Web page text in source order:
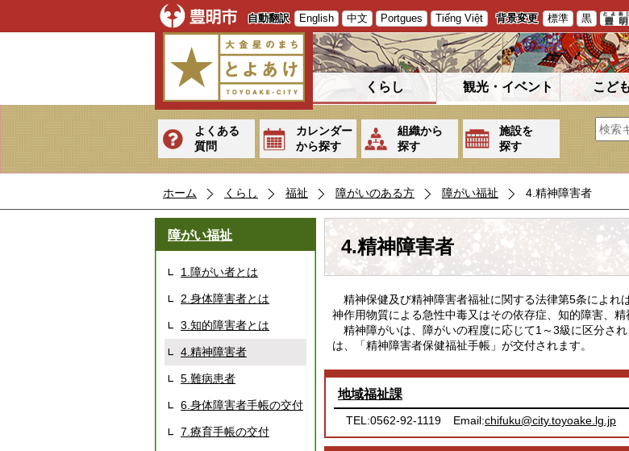
自動翻訳 English 中文 Portgues Tiếng Việt 背景変更 標準 黒
くらし 観光・イベント こど
よくある
質問
カレンダー
から探す
組織から
探す
施設を
探す
ホーム くらし 福祉 障がいのある方 障がい福祉 4.精神障害者
障がい福祉
1.障がい者とは
2.身体障害者とは
3.知的障害者とは
4.精神障害者
5.難病患者
6.身体障害者手帳の交付
7.療育手帳の交付
4.精神障害者
精神保健及び精神障害者福祉に関する法律第5条によれ
神作用物質による急性中毒又はその依存症、知的障害、
精神障がいは、障がいの程度に応じて1～3級に区分さ
は、「精神障害者保健福祉手帳」が交付されます。
地域福祉課
TEL:0562-92-1119 Email:chifuku@city.toyoake.lg.jp